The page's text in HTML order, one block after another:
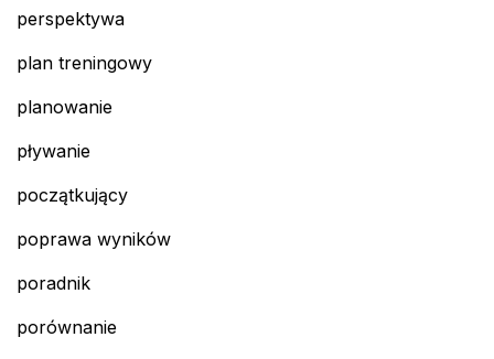
perspektywa
plan treningowy
planowanie
pływanie
początkujący
poprawa wyników
poradnik
porównanie